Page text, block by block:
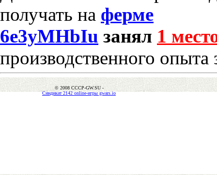
получать на ферме
6e3yMHbIu занял 1
производственного опыта
© 2008 CCCP-GW.SU -
Синдикат 2142 online-игры gwars.io